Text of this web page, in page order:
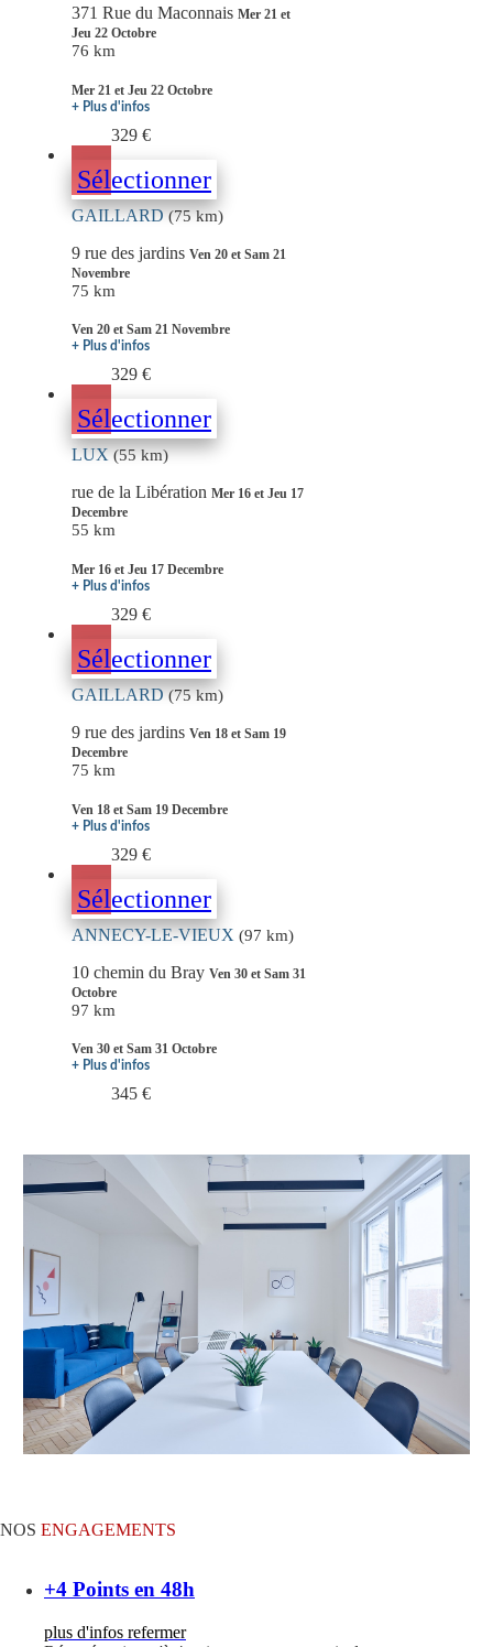
371 Rue du Maconnais Mer 21 et
Jeu 22 Octobre
76 km
Mer 21 et Jeu 22 Octobre
+ Plus d'infos
329 €
Sélectionner
GAILLARD(75 km)
9 rue des jardins Ven 20 et Sam 21
Novembre
75 km
Ven 20 et Sam 21 Novembre
+ Plus d'infos
329 €
Sélectionner
LUX(55 km)
rue de la Libération Mer 16 et Jeu 17
Decembre
55 km
Mer 16 et Jeu 17 Decembre
+ Plus d'infos
329 €
Sélectionner
GAILLARD(75 km)
9 rue des jardins Ven 18 et Sam 19
Decembre
75 km
Ven 18 et Sam 19 Decembre
+ Plus d'infos
329 €
Sélectionner
ANNECY-LE-VIEUX (97 km)
10 chemin du Bray Ven 30 et Sam 31
Octobre
97 km
Ven 30 et Sam 31 Octobre
+ Plus d'infos
345 €
NOS ENGAGEMENTS
+4 Points en 48h
plus d'infos refermer